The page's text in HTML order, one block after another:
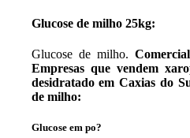
Glucose de milho 25kg:
Glucose de milho.
Empresas que vendem
desidratado em Caxias do
de milho:
Glucose em po?